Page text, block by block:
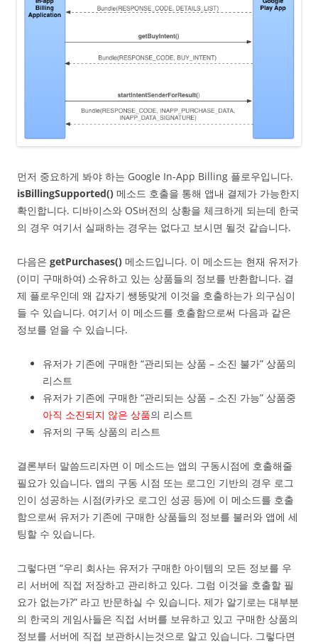
먼저 중요하게 봐야 하는 Google In-App Billing 플로우입니다.
isBillingSupported() 메소드 호출을 통해 앱내 결제가 가능한지
확인합니다. 디바이스와 OS버전의 상황을 체크하게 되는데 한국
의 경우 여기서 실패하는 경우는 없다고 보시면 될것 같습니다.
다음은 getPurchases() 메소드입니다. 이 메소드는 현재 유저가
(이미 구매하여) 소유하고 있는 상품들의 정보를 반환합니다. 결
제 플로우인데 왜 갑자기 쌩뚱맞게 이것을 호출하는가 의구심이
들 수 있습니다. 여기서 이 메소드를 호출함으로써 다음과 같은
정보를 얻을 수 있습니다.
유저가 기존에 구매한 “관리되는 상품 – 소진 불가” 상품의
리스트
유저가 기존에 구매한 “관리되는 상품 – 소진 가능” 상품중
아직 소진되지 않은 상품의 리스트
유저의 구독 상품의 리스트
결론부터 말씀드리자면 이 메소드는 앱의 구동시점에 호출해줄
필요가 있습니다. 앱의 구동 시점 또는 로그인 기반의 경우 로그
인이 성공하는 시점(카카오 로그인 성공 등)에 이 메소드를 호출
함으로써 유저가 기존에 구매한 상품들의 정보를 불러와 앱에 세
팅할 수 있습니다.
그렇다면 “우리 회사는 유저가 구매한 아이템의 모든 정보를 우
리 서버에 직접 저장하고 관리하고 있다. 그럼 이것을 호출할 필
요가 없는가?” 라고 반문하실 수 있습니다. 제가 알기로는 대부분
의 한국의 게임사들은 직접 서버를 보유하고 있고 구매한 상품의
정보를 서버에 직접 보관하시는것으로 알고 있습니다. 그렇다면